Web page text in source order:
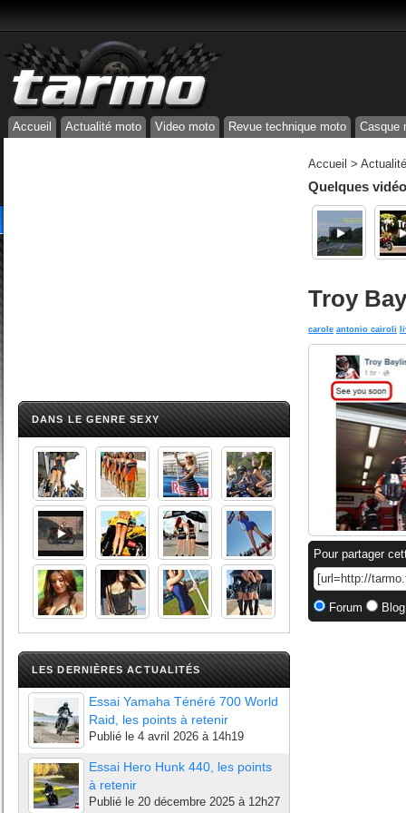
Accueil Actualité moto Video moto Revue technique moto Casque
DANS LE GENRE SEXY
LES DERNIÈRES ACTUALITÉS
Essai Yamaha Ténéré 700 World
Raid, les points à retenir
Publié le 4 avril 2026 à 14h19
Essai Hero Hunk 440, les points
à retenir
Publié le 20 décembre 2025 à 12h27
Accueil >
Quelques
Troy
carole antonio cairoli
Pour partager
Forum